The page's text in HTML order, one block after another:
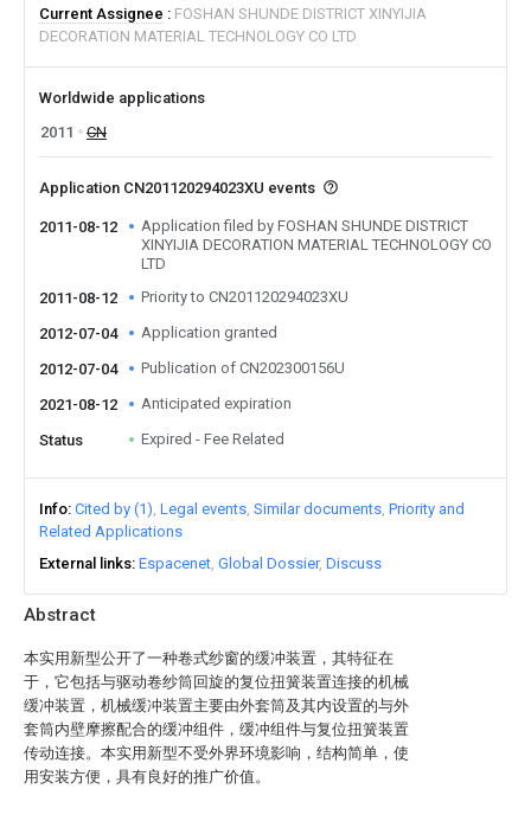
Abstract
本实用新型公开了一种卷式纱窗的缓冲装置，其特征在
于，它包括与驱动卷纱筒回旋的复位扭簧装置连接的机械
缓冲装置，机械缓冲装置主要由外套筒及其内设置的与外
套筒内壁摩擦配合的缓冲组件，缓冲组件与复位扭簧装置
传动连接。本实用新型不受外界环境影响，结构简单，使
用安装方便，具有良好的推广价值。
Current Assignee
FOSHAN SHUNDE DISTRICT XINYIJIA
DECORATION MATERIAL TECHNOLOGY CO LTD
Worldwide applications
2011
CN
Application CN201120294023XU events
2011-08-12
Application filed by FOSHAN SHUNDE DISTRICT
XINYIJIA DECORATION MATERIAL TECHNOLOGY CO
LTD
2011-08-12
Priority to CN201120294023XU
2012-07-04 Application granted
2012-07-04 Publication of CN202300156U
2021-08-12 Anticipated expiration
Status Expired - Fee Related
Info Cited by (1) Legal events Similar documents Priority and
Related Applications
External links Espacenet Global Dossier Discuss